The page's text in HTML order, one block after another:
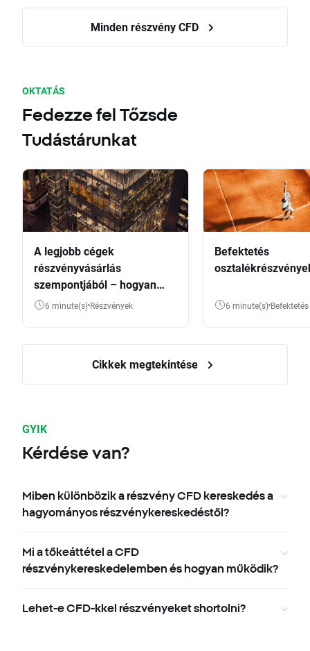
Minden részvény CFD
OKTATÁS
Fedezze fel Tőzsde
Tudástárunkat
A legjobb cégek
részvényvásárlás
szempontjából – hogyan
válasszunk?
6 minute(s) Részvények
Befektetés
6 minute(s) Befektetés
Cikkek megtekintése
GYIK
Kérdése van?
Miben különbözik a részvény CFD kereskedés a
hagyományos részvénykereskedéstől?
Mi a tőkeáttétel a CFD
részvénykereskedelemben és hogyan működik?
Lehet-e CFD-kkel részvényeket shortolni?